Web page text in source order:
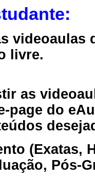
videoaulas
livre.
as
page do
(Exatas,
Pós-